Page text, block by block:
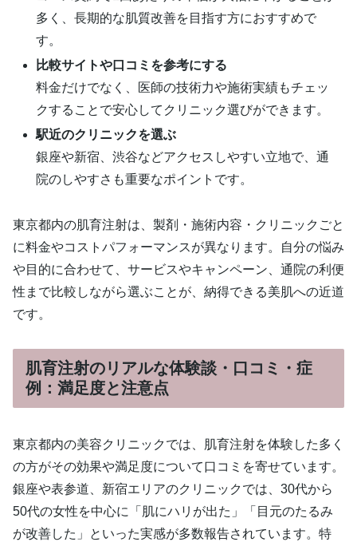
多く、長期的な肌質改善を目指す方におすすめで
す。
比較サイトや口コミを参考にする
料金だけでなく、医師の技術力や施術実績もチェッ
クすることで安心してクリニック選びができます。
駅近のクリニックを選ぶ
銀座や新宿、渋谷などアクセスしやすい立地で、通
院のしやすさも重要なポイントです。
東京都内の肌育注射は、製剤・施術内容・クリニックごと
に料金やコストパフォーマンスが異なります。自分の悩み
や目的に合わせて、サービスやキャンペーン、通院の利便
性まで比較しながら選ぶことが、納得できる美肌への近道
です。
肌育注射のリアルな体験談・口コミ・症
例：満足度と注意点
東京都内の美容クリニックでは、肌育注射を体験した多く
の方がその効果や満足度について口コミを寄せています。
銀座や表参道、新宿エリアのクリニックでは、30代から
50代の女性を中心に「肌にハリが出た」「目元のたるみ
が改善した」といった実感が多数報告されています。特